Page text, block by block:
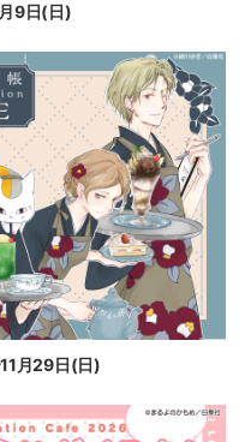
9日(日)
月29日(日)